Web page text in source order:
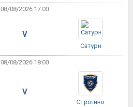
08/08/2026 17:00
V
Сатурн
08/08/2026 18:00
V
Строгино